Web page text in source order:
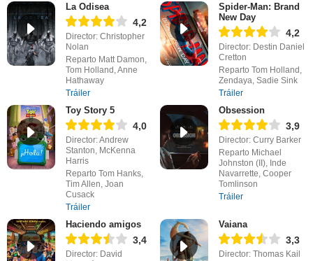
La Odisea
4,2
Director: Christopher
Nolan
Reparto Matt Damon,
Tom Holland, Anne
Hathaway
Tráiler
Spider-Man: Brand
New Day
4,2
Director: Destin Daniel
Cretton
Reparto Tom Holland,
Zendaya, Sadie Sink
Tráiler
Toy Story 5
4,0
Director: Andrew
Stanton, McKenna
Harris
Reparto Tom Hanks,
Tim Allen, Joan
Cusack
Tráiler
Obsession
3,9
Director: Curry Barker
Reparto Michael
Johnston (II), Inde
Navarrette, Cooper
Tomlinson
Tráiler
Haciendo amigos
3,4
Director: David
Vaiana
3,3
Director: Thomas Kail